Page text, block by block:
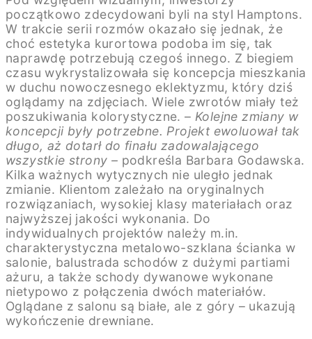
początkowo zdecydowani byli na styl Hamptons.
W trakcie serii rozmów okazało się jednak, że
choć estetyka kurortowa podoba im się, tak
naprawdę potrzebują czegoś innego. Z biegiem
czasu wykrystalizowała się koncepcja mieszkania
w duchu nowoczesnego eklektyzmu, który dziś
oglądamy na zdjęciach. Wiele zwrotów miały też
poszukiwania kolorystyczne. – Kolejne zmiany w
koncepcji były potrzebne. Projekt ewoluował tak
długo, aż dotarł do finału zadowalającego
wszystkie strony – podkreśla Barbara Godawska.
Kilka ważnych wytycznych nie uległo jednak
zmianie. Klientom zależało na oryginalnych
rozwiązaniach, wysokiej klasy materiałach oraz
najwyższej jakości wykonania. Do
indywidualnych projektów należy m.in.
charakterystyczna metalowo-szklana ścianka w
salonie, balustrada schodów z dużymi partiami
ażuru, a także schody dywanowe wykonane
nietypowo z połączenia dwóch materiałów.
Oglądane z salonu są białe, ale z góry – ukazują
wykończenie drewniane.